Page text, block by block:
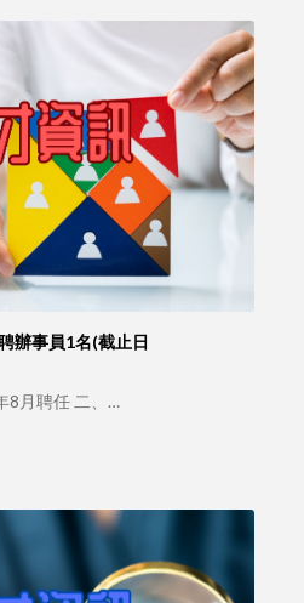
辦事員1名(截止日
8月聘任 二、…